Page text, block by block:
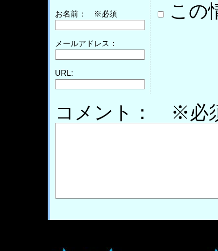
お名前： ※必須
メールアドレス：
URL:
この
コメント： ※必